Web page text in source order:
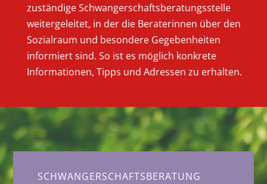
zuständige Schwangerschaftsberatungsstelle
weitergeleitet, in der die Beraterinnen über den
Sozialraum und besondere Gegebenheiten
informiert sind. So ist es möglich konkrete
Informationen, Tipps und Adressen zu erhalten.
SCHWANGERSCHAFTSBERATUNG